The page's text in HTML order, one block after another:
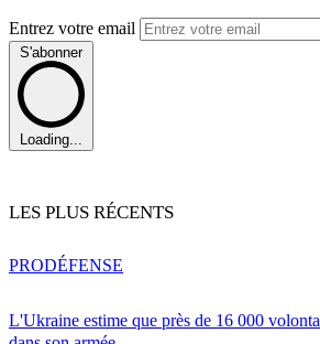
Entrez votre email
S'abonner
Loading...
LES PLUS RÉCENTS
L'Ukraine estime que près de 16 000
PRODÉFENSE